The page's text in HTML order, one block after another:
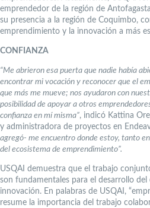
emprendedor de la región de
su presencia a la región de Coquimbo,
emprendimiento y la innovación a más
CONFIANZA
“Me abrieron esa puerta que nadie había
encontrar mi vocación y reconocer que el
que más me mueve; nos ayudaron con
posibilidad de apoyar a otros
confianza en mí misma”, indicó Kattina
y administradora de proyectos en
agregó- me encuentro donde estoy, tanto
del ecosistema de emprendimiento”.
USQAI demuestra que el trabajo
son fundamentales para el desarrollo
innovación. En palabras de USQAI,
resume la importancia del trabajo